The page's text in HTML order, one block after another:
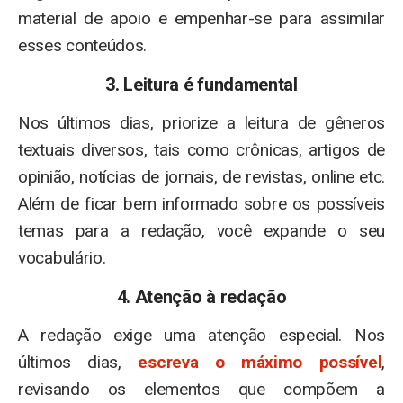
material de apoio e empenhar-se para assimilar
esses conteúdos.
3. Leitura é fundamental
Nos últimos dias, priorize a leitura de gêneros
textuais diversos, tais como crônicas, artigos de
opinião, notícias de jornais, de revistas, online etc.
Além de ficar bem informado sobre os possíveis
temas para a redação, você expande o seu
vocabulário.
4. Atenção à redação
A redação exige uma atenção especial. Nos
últimos dias, escreva o máximo possível,
revisando os elementos que compõem a